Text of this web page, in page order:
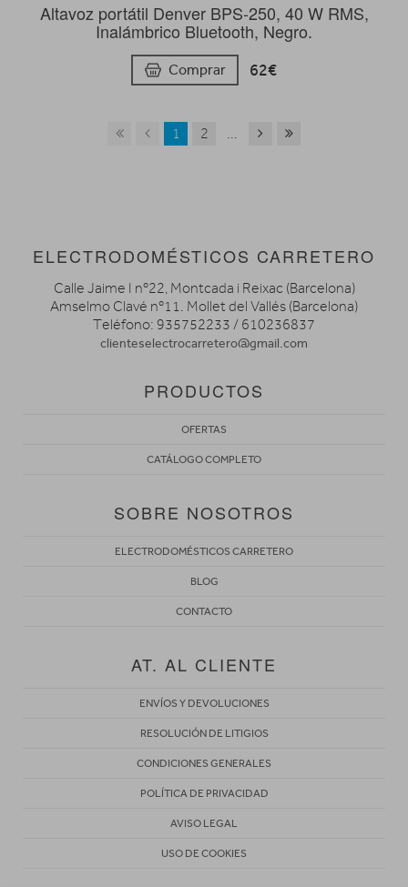
Altavoz portátil Denver BPS-250, 40 W RMS,
Inalámbrico Bluetooth, Negro.
Comprar 62€
1 2 ...
ELECTRODOMÉSTICOS CARRETERO
Calle Jaime I nº22, Montcada i Reixac (Barcelona)
Amselmo Clavé nº11. Mollet del Vallés (Barcelona)
Teléfono: 935752233 / 610236837
clienteselectrocarretero@gmail.com
PRODUCTOS
OFERTAS
CATÁLOGO COMPLETO
SOBRE NOSOTROS
ELECTRODOMÉSTICOS CARRETERO
BLOG
CONTACTO
AT. AL CLIENTE
ENVÍOS Y DEVOLUCIONES
RESOLUCIÓN DE LITIGIOS
CONDICIONES GENERALES
POLÍTICA DE PRIVACIDAD
AVISO LEGAL
USO DE COOKIES